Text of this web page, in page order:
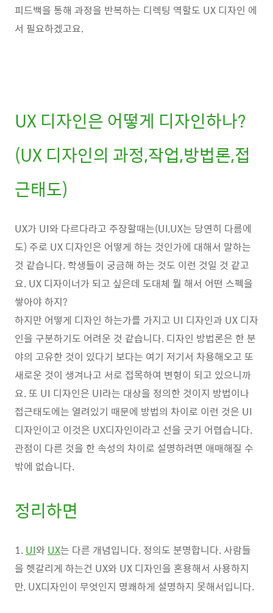
피드백을 통해 과정을 반복하는 디렉팅 역할도 UX 디자인 에
서 필요하겠고요.
UX 디자인은 어떻게 디자인하나?
(UX 디자인의 과정,작업,방법론,접
근태도)
UX가 UI와 다르다라고 주장할때는(UI,UX는 당연히 다름에
도) 주로 UX 디자인은 어떻게 하는 것인가에 대해서 말하는
것 같습니다. 학생들이 궁금해 하는 것도 이런 것일 것 같고
요. UX 디자이너가 되고 싶은데 도대체 뭘 해서 어떤 스펙을
쌓아야 하지?
하지만 어떻게 디자인 하는가를 가지고 UI 디자인과 UX 디자
인을 구분하기도 어려운 것 같습니다. 디자인 방법론은 한 분
야의 고유한 것이 있다기 보다는 여기 저기서 차용해오고 또
새로운 것이 생겨나고 서로 접목하여 변형이 되고 있으니까
요. 또 UI 디자인은 UI라는 대상을 정의한 것이지 방법이나
접근태도에는 열려있기 때문에 방법의 차이로 이런 것은 UI
디자인이고 이것은 UX디자인이라고 선을 긋기 어렵습니다.
관점이 다른 것을 한 속성의 차이로 설명하려면 애매해질 수
밖에 없습니다.
정리하면
1. UI와 UX는 다른 개념입니다. 정의도 분명합니다. 사람들
을 헷갈리게 하는건 UX와 UX 디자인을 혼용해서 사용하지
만, UX디자인이 무엇인지 명쾌하게 설명하지 못해서입니다.